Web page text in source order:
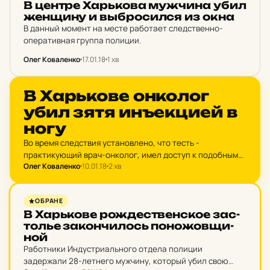
В центре Харь­ко­ва муж­чи­на убил
жен­щи­ну и выбро­сил­ся из окна
В данный момент на месте работает следственно-
оперативная группа полиции.
Олег Коваленко17.01.181 хв
НОВИНИ ХАРКОВА
В Харь­ко­ве он­ко­лог
убил зятя ин­ъек­ци­ей в
ногу
Во время следствия установлено, что тесть -
практикующий врач-онколог, имел доступ к подобным
лекарственных средств и заранее готовился к убийству.
Олег Коваленко10.01.182 хв
НОВИНИ ХАРКОВА
ОБРАНЕ
В Харь­ко­ве рож­дес­твен­ское зас­
толье за­кон­чи­лось по­но­жов­щи­
ной
Работники Индустриального отдела полиции
задержали 28-летнего мужчину, который убил свою